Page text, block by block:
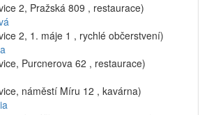
2, Pražská 809 , restaurace)
2, 1. máje 1 , rychlé občerstvení)
Purcnerova 62 , restaurace)
náměstí Míru 12 , kavárna)